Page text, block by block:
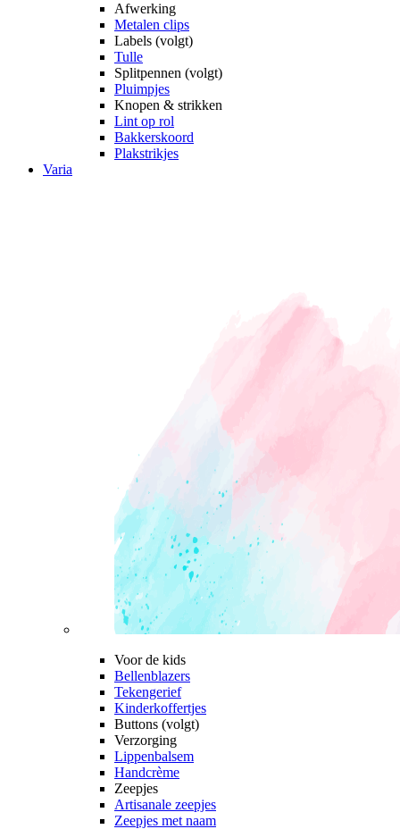
Afwerking
Metalen clips
Labels (volgt)
Tulle
Splitpennen (volgt)
Pluimpjes
Knopen & strikken
Lint op rol
Bakkerskoord
Plakstrikjes
Varia
Voor de kids
Bellenblazers
Tekengerief
Kinderkoffertjes
Buttons (volgt)
Verzorging
Lippenbalsem
Handcrème
Zeepjes
Artisanale zeepjes
Zeepjes met naam